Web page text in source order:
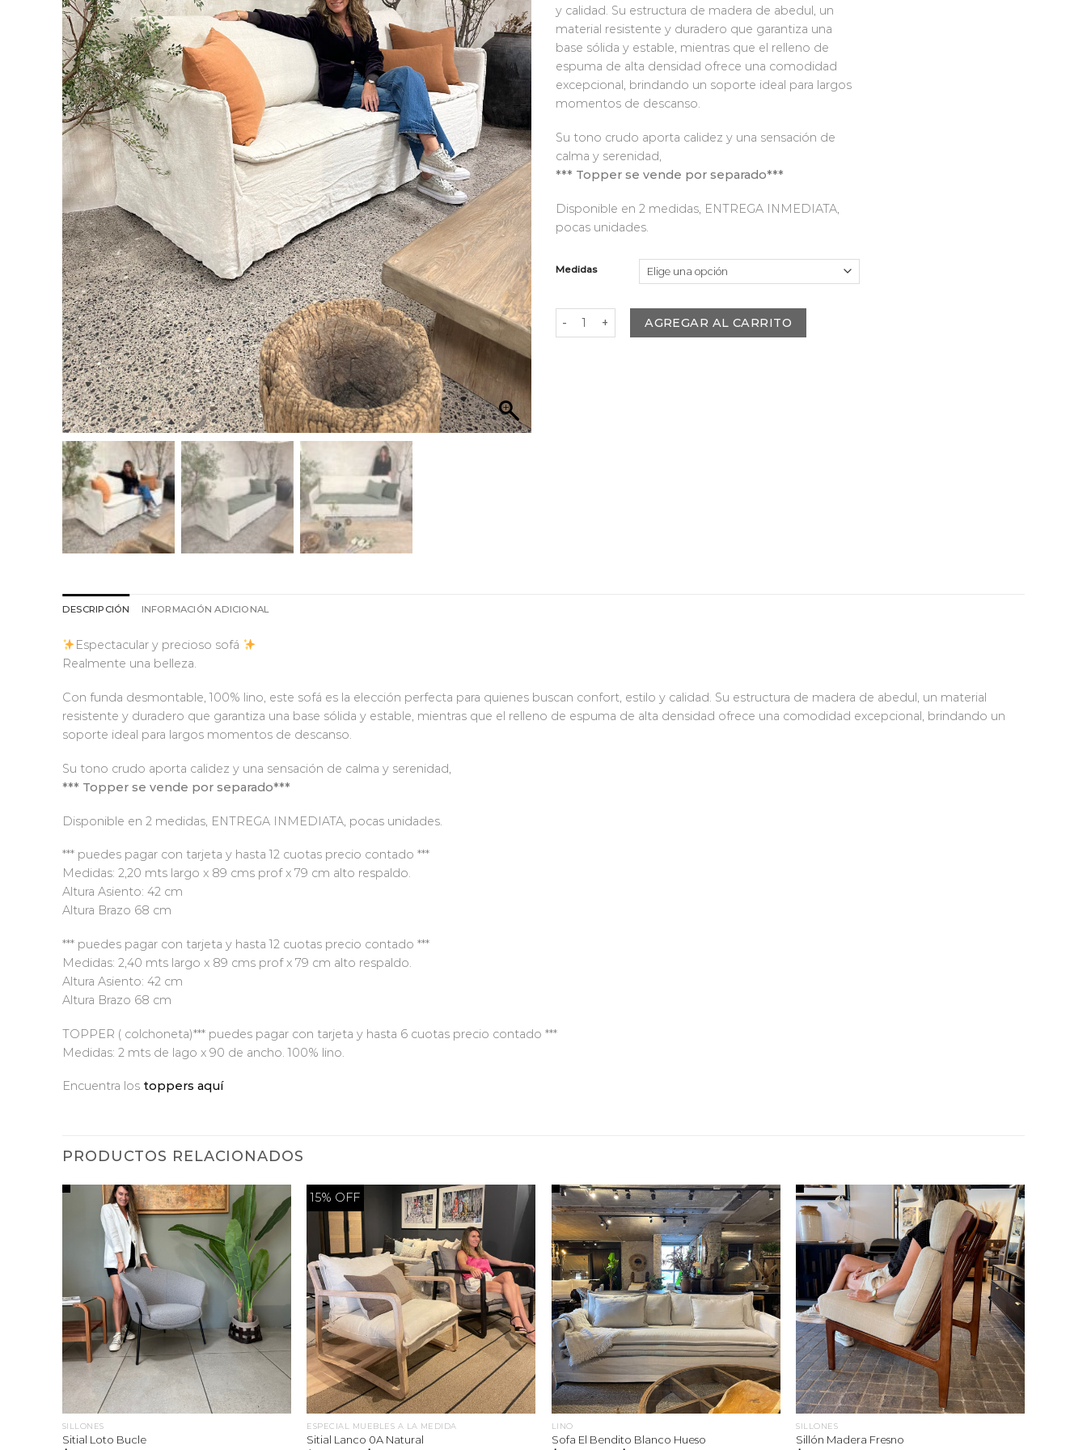
y calidad. Su estructura de madera de abedul, un
material resistente y duradero que garantiza una
base sólida y estable, mientras que el relleno de
espuma de alta densidad ofrece una comodidad
excepcional, brindando un soporte ideal para largos
momentos de descanso.
Su tono crudo aporta calidez y una sensación de
calma y serenidad,
*** Topper se vende por separado***
Disponible en 2 medidas, ENTREGA INMEDIATA,
pocas unidades.
Medidas
Sofá Río Hueso cantidadAGREGAR AL CARRITO
DESCRIPCIÓN INFORMACIÓN ADICIONAL
Espectacular y precioso sofá
Realmente una belleza.
Con funda desmontable, 100% lino, este sofá es la elección perfecta para quienes buscan confort, estilo y calidad. Su estructura de madera de abedul, un material
resistente y duradero que garantiza una base sólida y estable, mientras que el relleno de espuma de alta densidad ofrece una comodidad excepcional, brindando un
soporte ideal para largos momentos de descanso.
Su tono crudo aporta calidez y una sensación de calma y serenidad,
*** Topper se vende por separado***
Disponible en 2 medidas, ENTREGA INMEDIATA, pocas unidades.
*** puedes pagar con tarjeta y hasta 12 cuotas precio contado ***
Medidas: 2,20 mts largo x 89 cms prof x 79 cm alto respaldo.
Altura Asiento: 42 cm
Altura Brazo 68 cm
*** puedes pagar con tarjeta y hasta 12 cuotas precio contado ***
Medidas: 2,40 mts largo x 89 cms prof x 79 cm alto respaldo.
Altura Asiento: 42 cm
Altura Brazo 68 cm
TOPPER ( colchoneta)*** puedes pagar con tarjeta y hasta 6 cuotas precio contado ***
Medidas: 2 mts de lago x 90 de ancho. 100% lino.
Encuentra los toppers aquí
PRODUCTOS RELACIONADOS
SILLONES
Sitial Loto Bucle
15% OFF
ESPECIAL MUEBLES A LA MEDIDA
Sitial Lanco 0A Natural
LINO
Sofa El Bendito Blanco Hueso
SILLONES
Sillón Madera Fresno